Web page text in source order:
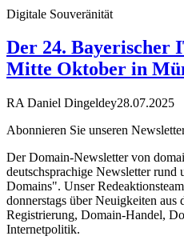
Digitale Souveränität
Der 24. Bayerischer
Mitte Oktober in
RA Daniel Dingeldey28.07.2025
Abonnieren Sie unseren
Der Domain-Newsletter von
deutschsprachige Newsletter rund
Domains". Unser
donnerstags über Neuigkeiten aus
Registrierung, Domain-Handel,
Internetpolitik.